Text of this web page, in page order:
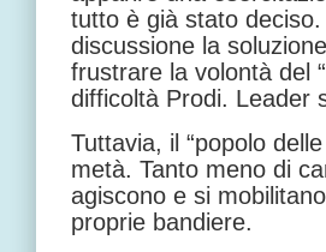
tutto è già stato
discussione la
frustrare la volontà del
difficoltà Prodi. Leader
Tuttavia, il “popolo
metà. Tanto meno di
agiscono e si
proprie bandiere.